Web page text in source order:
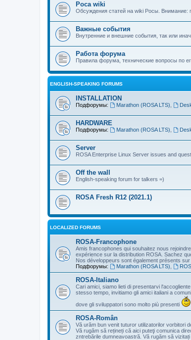
Роса wiki
Обсуждения статей на wiki Росы. Внимание:
Важные события
Внутренние и внешние события, так или
Работа форума
Правила форума, технические вопросы по
ENGLISH-SPEAKING FORUMS
INSTALLATION
Подфорумы: Marathon (ROSA LTS)
HARDWARE
Подфорумы: Marathon (ROSA LTS)
Server
ROSA Enterprise Linux Server issues and
Off the wall
English-speaking forum for talkers =)
ROSA Fresh R12 (2021.1)
LOCALIZED FORUMS
ROSA-Francophone
Amis francophones qui souhaitez nous
expérience sur la distribution ROSA. Sachez
Nos développeurs sont également présents
Подфорумы:
Marathon (ROSA LTS)
ROSA-Italiano
Cari amici, siamo lieti di presentarvi l'accogliente
stesso tempo, invitiamo gli amici italiani a
dove gli sviluppatori sono molto più presenti
ROSA-Român
Vă urăm bun venit tuturor utilizatorilor vorbitori
Vă rugăm să rețineți că aici puteţi comunica
zntrebările dumneavoastră. Vă rugăm să